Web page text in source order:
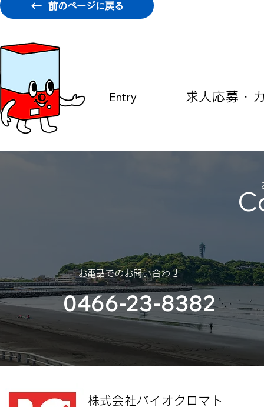
前のページに戻る
Entry 求人応募・​
​お電話でのお問い合わせ
0466-23-8382
​株式会社バイオクロマト​